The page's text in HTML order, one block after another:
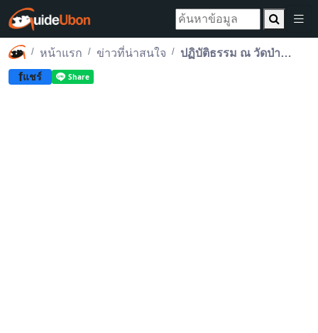
หน้าแรก ข่าวที่น่าสนใจ ปฏิบัติธรรม ณ วัดป่านานาชาติ 26-27 ก.ค.68 แบบไป-กลับ/ไม่พักค้างคืน
fแชร์